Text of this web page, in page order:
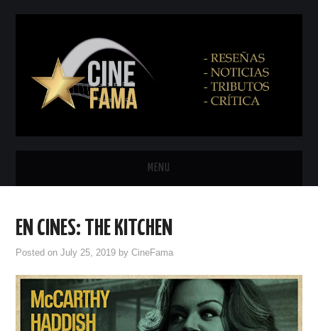
MENU
EN CINES
NETFLIX
EN CINES: THE KITCHEN
Posted onJuly 25, 2019 byCineFama